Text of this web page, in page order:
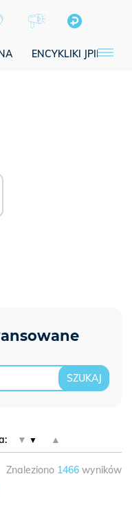
ENCYKLIKI JPII
▼ ▲
Znaleziono 1466 wyników